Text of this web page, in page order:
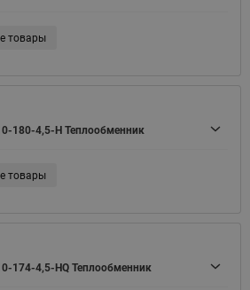
товары
180-4,5-H Теплообменник
товары
174-4,5-HQ Теплообменник